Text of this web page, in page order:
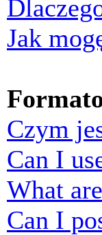
Jak
Czym
Can I
What
Can I